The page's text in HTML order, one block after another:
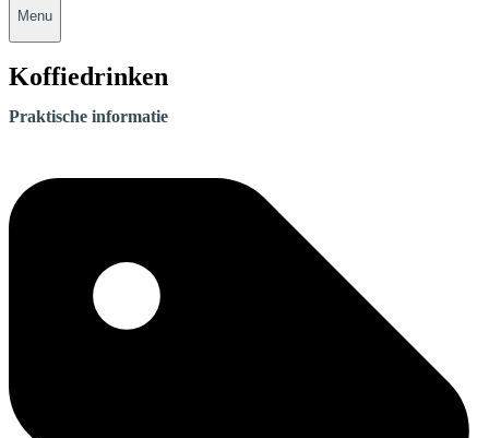
Menu
Koffiedrinken
Praktische informatie